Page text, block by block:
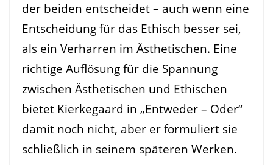
der beiden entscheidet – auch wenn eine
Entscheidung für das Ethisch besser sei,
als ein Verharren im Ästhetischen. Eine
richtige Auflösung für die Spannung
zwischen Ästhetischen und Ethischen
bietet Kierkegaard in „Entweder – Oder“
damit noch nicht, aber er formuliert sie
schließlich in seinem späteren Werken.